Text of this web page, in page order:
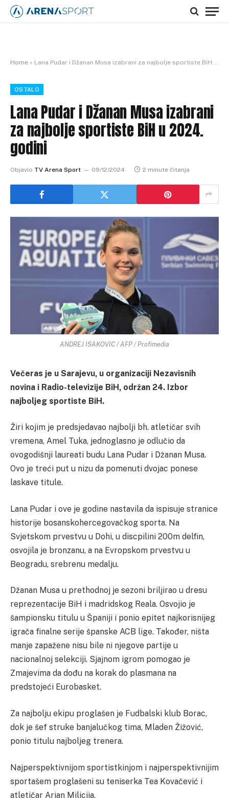
Home » Lana Pudar i Džanan Musa izabrani za najbolje sportiste BiH u 2024. godini
OSTALO
Lana Pudar i Džanan Musa izabrani
za najbolje sportiste BiH u 2024.
godini
Objavio TV Arena Sport 09/12/2024 2 minute čitanja
ANDREJ ISAKOVIC / AFP / Profimedia
Večeras je u Sarajevu, u organizaciji Nezavisnih
novina i Radio-televizije BiH, održan 24. Izbor
najboljeg sportiste BiH.
Žiri kojim je predsjedavao najbolji bh. atletičar svih
vremena, Amel Tuka, jednoglasno je odlučio da
ovogodišnji laureati budu Lana Pudar i Džanan Musa.
Ovo je treći put u nizu da pomenuti dvojac ponese
laskave titule.
Lana Pudar i ove je godine nastavila da ispisuje stranice
historije bosanskohercegovačkog sporta. Na
Svjetskom prvestvu u Dohi, u discpilini 200m delfin,
osvojila je bronzanu, a na Evropskom prvestvu u
Beogradu, srebrenu medalju.
Džanan Musa u prethodnoj je sezoni briljirao u dresu
reprezentacije BiH i madridskog Reala. Osvojio je
šampionsku titulu u Španiji i ponio epitet najkorisnijeg
igrača finalne serije španske ACB lige. Također, ništa
manje zapažene nisu bile ni njegove partije u
nacionalnoj selekciji. Sjajnom igrom pomogao je
Zmajevima da dođu na korak do plasmana na
predstojeći Eurobasket.
Za najbolju ekipu proglašen je Fudbalski klub Borac,
dok je šef struke banjalučkog tima, Mladen Žižović,
ponio titulu najboljeg trenera.
Najperspektivnijom sportistkinjom i najperspektivnijim
sportašem proglašeni su teniserka Tea Kovačević i
atletičar Arian Milicija.